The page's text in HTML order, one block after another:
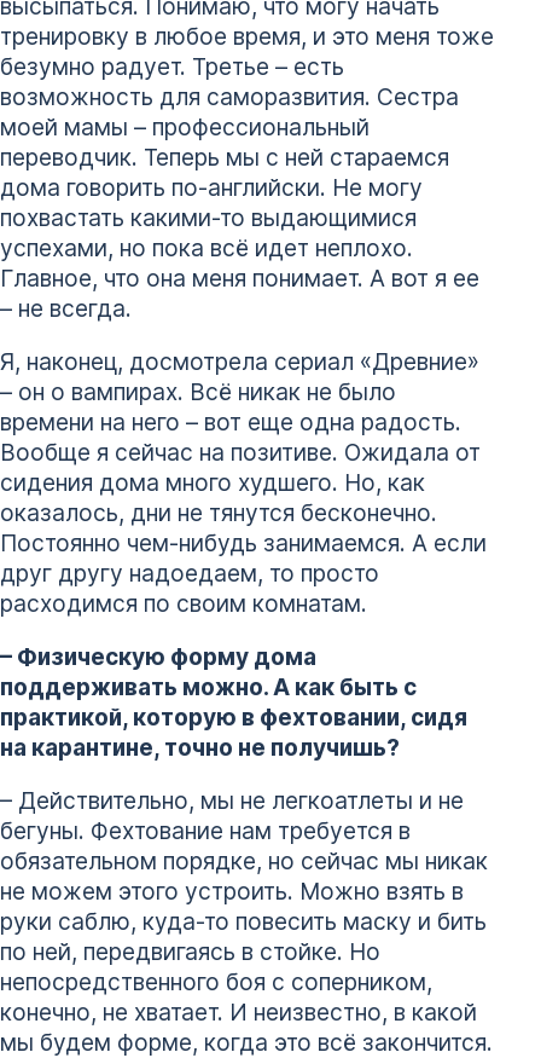
тренировку в любое время, и это меня тоже
безумно радует. Третье – есть
возможность для саморазвития. Сестра
моей мамы – профессиональный
переводчик. Теперь мы с ней стараемся
дома говорить по-английски. Не могу
похвастать какими-то выдающимися
успехами, но пока всё идет неплохо.
Главное, что она меня понимает. А вот я ее
– не всегда.
Я, наконец, досмотрела сериал «Древние»
– он о вампирах. Всё никак не было
времени на него – вот еще одна радость.
Вообще я сейчас на позитиве. Ожидала от
сидения дома много худшего. Но, как
оказалось, дни не тянутся бесконечно.
Постоянно чем-нибудь занимаемся. А если
друг другу надоедаем, то просто
расходимся по своим комнатам.
– Физическую форму дома
поддерживать можно. А как быть с
практикой, которую в фехтовании, сидя
на карантине, точно не получишь?
– Действительно, мы не легкоатлеты и не
бегуны. Фехтование нам требуется в
обязательном порядке, но сейчас мы никак
не можем этого устроить. Можно взять в
руки саблю, куда-то повесить маску и бить
по ней, передвигаясь в стойке. Но
непосредственного боя с соперником,
конечно, не хватает. И неизвестно, в какой
мы будем форме, когда это всё закончится.